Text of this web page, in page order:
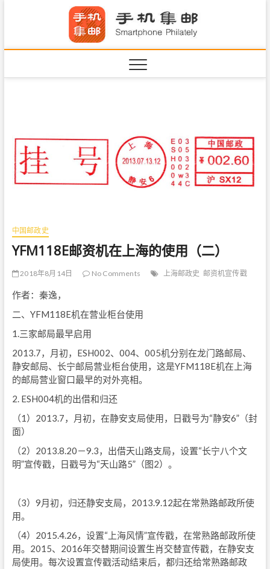
p
中国邮政史
YFM118E邮资机在上海的使用（二）
2018年8月14日 No Comments 上海邮政史 邮资机宣传戳
作者：秦逸，
二、YFM118E机在营业柜台使用
1.三家邮局最早启用
2013.7，月初，ESH002、004、005机分别在龙门路邮局、
静安邮局、长宁邮局营业柜台使用，这是YFM118E机在上海
的邮局营业窗口最早的对外亮相。
2. ESH004机的出借和归还
（1）2013.7，月初，在静安支局使用，日戳号为“静安6”（封
面）
（2）2013.8.20－9.3，出借天山路支局，设置“长宁八个文
明”宣传戳，日戳号为“天山路5”（图2）。
（3）9月初，归还静安支局，2013.9.12起在常熟路邮政所使
用。
（4）2015.4.26，设置“上海风情”宣传戳，在常熟路邮政所使
用。2015、2016年交替期间设置生肖交替宣传戳，在静安支
局使用。每次设置宣传戳活动结束后，都归还给常熟路邮政